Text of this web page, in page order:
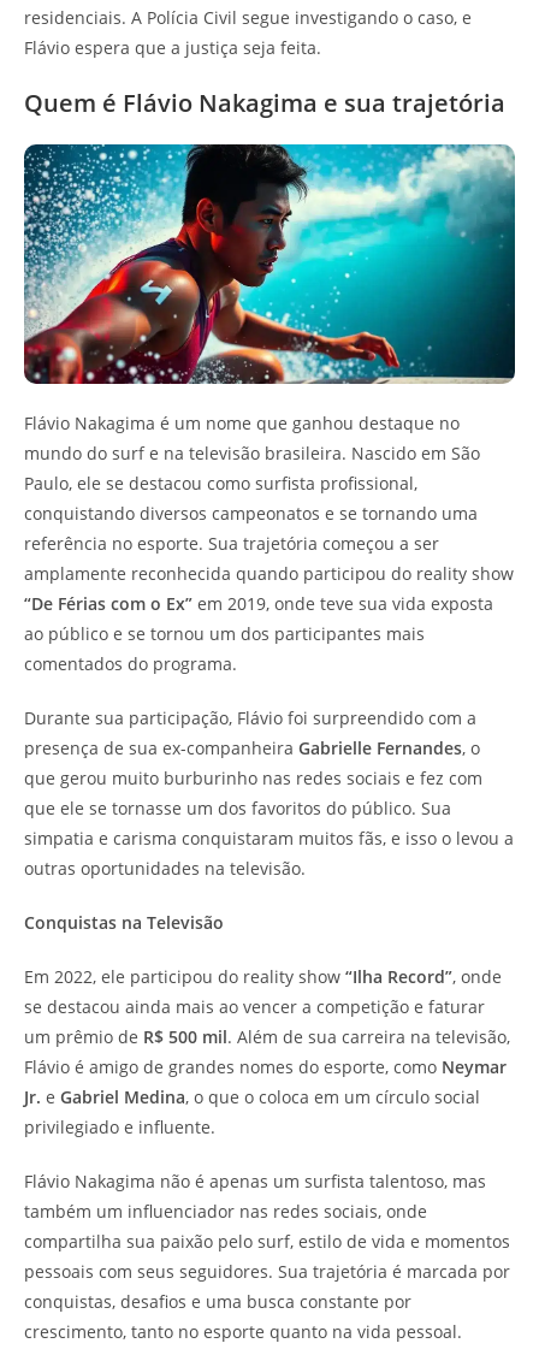
residenciais. A Polícia Civil segue investigando o caso, e
Flávio espera que a justiça seja feita.
Quem é Flávio Nakagima e sua trajetória
Flávio Nakagima é um nome que ganhou destaque no
mundo do surf e na televisão brasileira. Nascido em São
Paulo, ele se destacou como surfista profissional,
conquistando diversos campeonatos e se tornando uma
referência no esporte. Sua trajetória começou a ser
amplamente reconhecida quando participou do reality show
“De Férias com o Ex” em 2019, onde teve sua vida exposta
ao público e se tornou um dos participantes mais
comentados do programa.
Durante sua participação, Flávio foi surpreendido com a
presença de sua ex-companheira Gabrielle Fernandes, o
que gerou muito burburinho nas redes sociais e fez com
que ele se tornasse um dos favoritos do público. Sua
simpatia e carisma conquistaram muitos fãs, e isso o levou a
outras oportunidades na televisão.
Conquistas na Televisão
Em 2022, ele participou do reality show “Ilha Record”, onde
se destacou ainda mais ao vencer a competição e faturar
um prêmio de R$ 500 mil. Além de sua carreira na televisão,
Flávio é amigo de grandes nomes do esporte, como Neymar
Jr. e Gabriel Medina, o que o coloca em um círculo social
privilegiado e influente.
Flávio Nakagima não é apenas um surfista talentoso, mas
também um influenciador nas redes sociais, onde
compartilha sua paixão pelo surf, estilo de vida e momentos
pessoais com seus seguidores. Sua trajetória é marcada por
conquistas, desafios e uma busca constante por
crescimento, tanto no esporte quanto na vida pessoal.